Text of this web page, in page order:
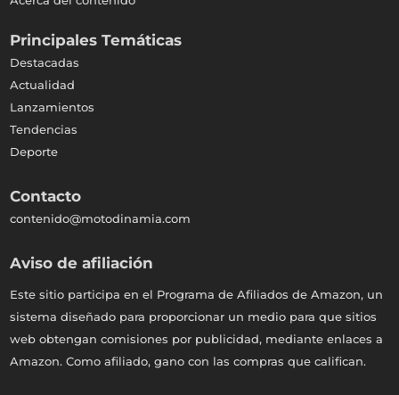
Principales Temáticas
Destacadas
Actualidad
Lanzamientos
Tendencias
Deporte
Contacto
contenido@motodinamia.com
Aviso de afiliación
Este sitio participa en el Programa de Afiliados de Amazon, un
sistema diseñado para proporcionar un medio para que sitios
web obtengan comisiones por publicidad, mediante enlaces a
Amazon. Como afiliado, gano con las compras que califican.